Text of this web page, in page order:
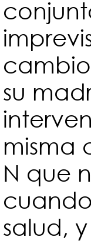
su
misma
N que
salud,